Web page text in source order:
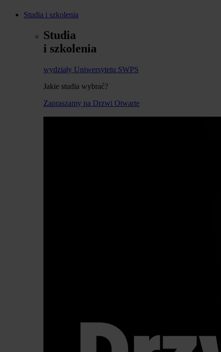
Studia i szkolenia
Studia
i szkolenia
wydziały Uniwersytetu SWPS
Jakie studia wybrać?
Zapraszamy na Drzwi Otwarte